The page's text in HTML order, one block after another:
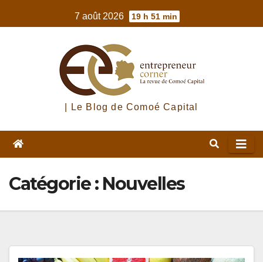
to
7 août 2026 19 h 51 min
| Le Blog de Comoé Capital
Catégorie : Nouvelles